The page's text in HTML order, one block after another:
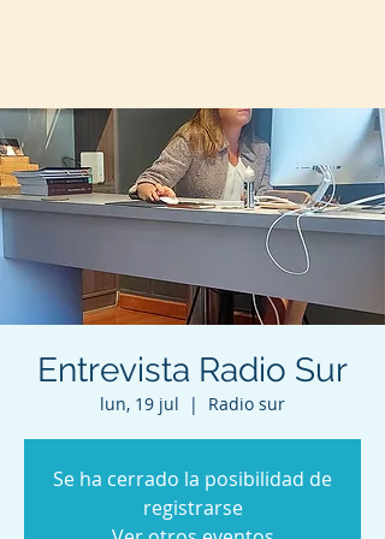
Entrevista Radio Sur
lun, 19 jul
  |
Radio sur
Se ha cerrado la posibilidad de
registrarse